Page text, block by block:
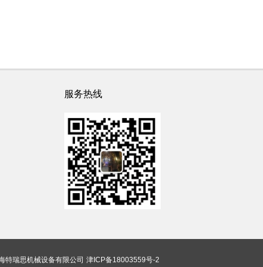
服务热线
特瑞思机械设备有限公司 津ICP备18003559号-2